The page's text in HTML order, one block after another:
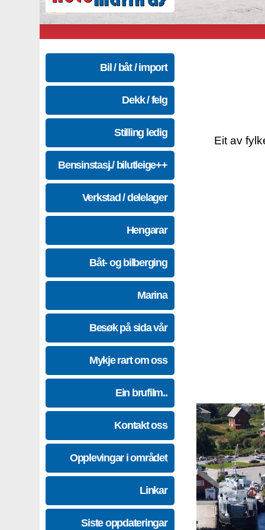
Bil / båt / import
Dekk / felg
Stilling ledig
Bensinstasj./ bilutleige++
Verkstad / delelager
Hengarar
Båt- og bilberging
Marina
Besøk på sida vår
Mykje rart om oss
Ein brufilm..
Kontakt oss
Opplevingar i området
Linkar
Siste oppdateringar
Eit av